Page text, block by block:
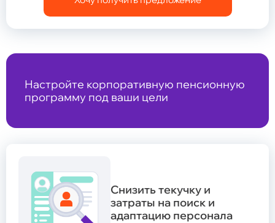
Настройте корпоративную пенсионную
программу под ваши цели
Снизить текучку и
затраты на поиск и
адаптацию персонала